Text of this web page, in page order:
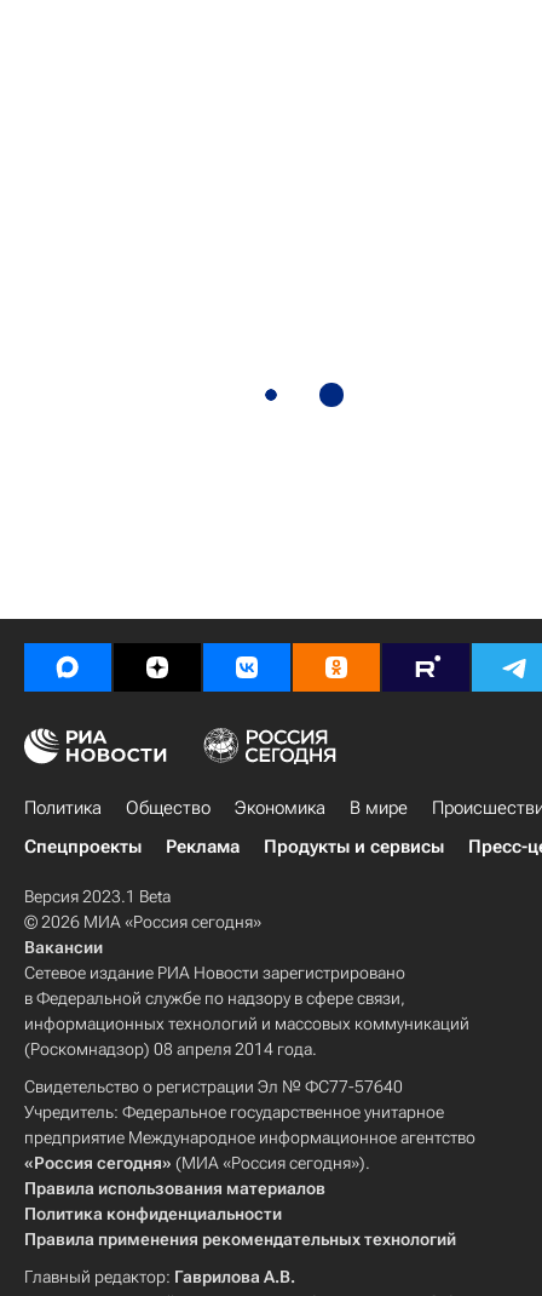
Политика Общество Экономика В мире
Спецпроекты
Реклама Продукты и сервисы Пресс-
Версия 2023.1 Beta
© 2026 МИА «Россия сегодня»
Вакансии
Сетевое издание РИА Новости зарегистрировано
в Федеральной службе по надзору в сфере связи,
информационных технологий и массовых коммуникаций
(Роскомнадзор) 08 апреля 2014 года.
Свидетельство о регистрации Эл № ФС77-57640
Учредитель: Федеральное государственное унитарное
предприятие Международное информационное агентство
«Россия сегодня» (МИА «Россия сегодня»).
Правила использования материалов
Политика конфиденциальности
Правила применения рекомендательных технологий
Главный редактор: Гаврилова А.В.